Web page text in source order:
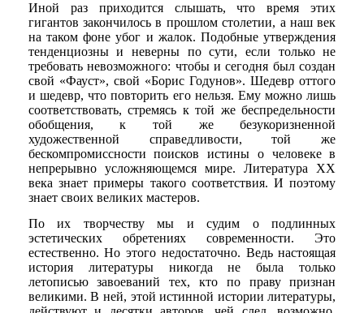
Иной раз приходится слышать, что время этих
гигантов закончилось в прошлом столетии, а наш век
на таком фоне убог и жалок. Подобные утверждения
тенденциозны и неверны по сути, если только не
требовать невозможного: чтобы и сегодня был создан
свой «Фауст», свой «Борис Годунов». Шедевр оттого
и шедевр, что повторить его нельзя. Ему можно лишь
соответствовать, стремясь к той же беспредельности
обобщения, к той же безукоризненной
художественной справедливости, той же
бескомпромиссности поисков истины о человеке в
непрерывно усложняющемся мире. Литература XX
века знает примеры такого соответствия. И поэтому
знает своих великих мастеров.
По их творчеству мы и судим о подлинных
эстетических обретениях современности. Это
естественно. Но этого недостаточно. Ведь настоящая
история литературы никогда не была только
летописью завоеваний тех, кто по праву признан
великими. В ней, этой истинной истории литературы,